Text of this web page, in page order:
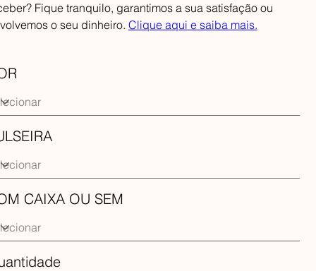
Fique tranquilo, garantimos a sua satisfação ou
o seu dinheiro. Clique aqui e saiba mais.
CAIXA OU SEM